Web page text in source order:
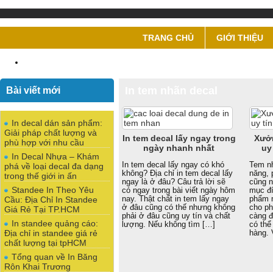
TRANG CHỦ GIỚI THIỆU
In tem decal lấy ngay trong
ngày nhanh nhất
In tem decal lấy ngay có khó
không? Địa chỉ in tem decal lấy
ngay là ở đâu? Câu trả lời sẽ
có ngay trong bài viết ngày hôm
nay. Thật chất in tem lấy ngay
ở đâu cũng có thế nhưng không
phải ở đâu cũng uy tín và chất
lượng. Nếu không tìm […]
Tem
năng,
cũng
mục
phẩm
cho
càng
có
hàng.
Bài viết mới
In decal dán sản phẩm:
Giải pháp chất lượng và
phù hợp với nhu cầu
In Decal Nhựa – Khám
phá về loại decal đa dạng
trong thế giới in ấn
Standee In Theo Yêu
Cầu: Địa Chỉ In Standee
Giá Rẻ Tại TP.HCM
In standee quảng cáo:
Địa chỉ in standee giá rẻ
chất lượng tại tpHCM
Tổng quan về In Băng
Rôn Khai Trương